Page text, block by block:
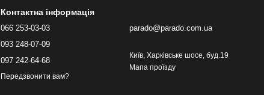
Контактна інформація
066 253-03-03
093 248-07-09
097 242-64-68
Передзвонити вам?
parado@parado.com.ua
Київ, Харківське шосе, буд.19
Мапа проїзду